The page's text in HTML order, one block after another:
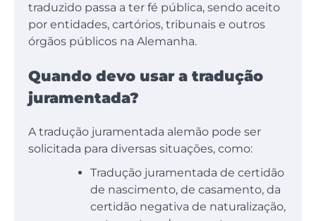
traduzido passa a ter fé pública, sendo aceito
por entidades, cartórios, tribunais e outros
órgãos públicos na Alemanha.
Quando devo usar a tradução
juramentada?
A tradução juramentada alemão pode ser
solicitada para diversas situações, como:
Tradução juramentada de certidão
de nascimento, de casamento, da
certidão negativa de naturalização,